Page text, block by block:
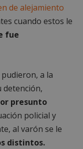
de alejamiento
cuando estos le
fue
a la
detención,
presunto
policial y
al varón se le
distintos.